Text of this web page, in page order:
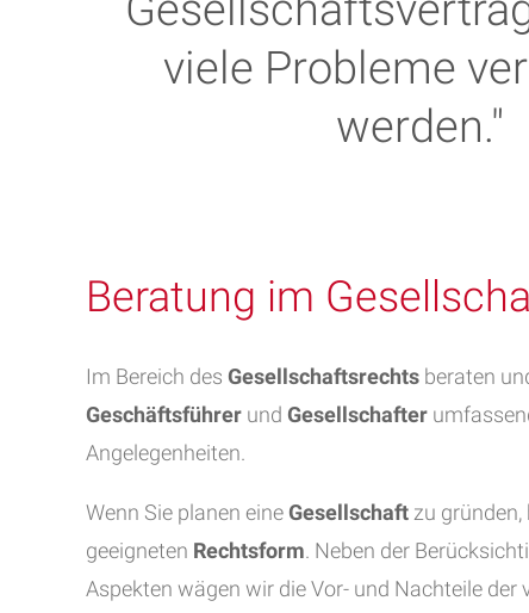
viele Probleme
werden."
Beratung im
Im Bereich des Gesellschaftsrechts beraten
Geschäftsführer und Gesellschafter
Angelegenheiten.
Wenn Sie planen eineGesellschaft zu
geeigneten Rechtsform . Neben der
Aspekten wägen wir die Vor- und Nachteile der